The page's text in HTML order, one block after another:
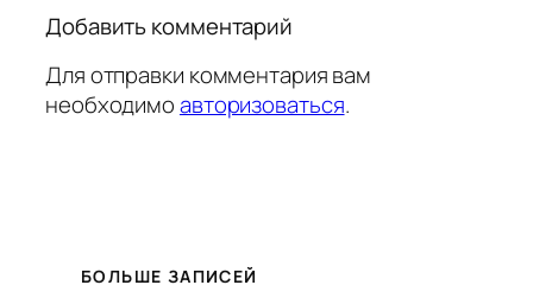
Добавить комментарий
Для отправки комментария вам
необходимоавторизоваться.
БОЛЬШЕ ЗАПИСЕЙ